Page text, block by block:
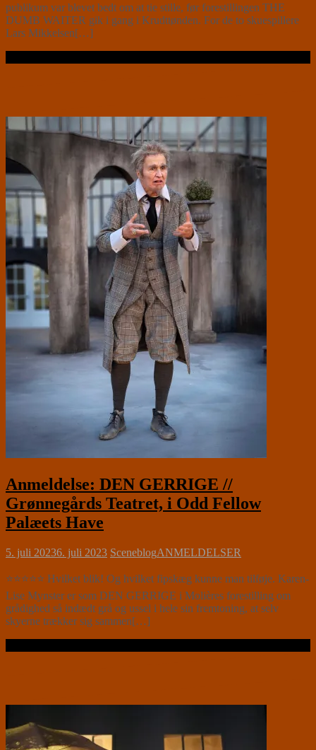
publikum var blevet bedt om at tie stille, før forestillingen THE
DUMB WAITER gik i gang i Krudttønden. For de to skuespillere
Lars Mikkelsen[…]
Anmeldelse: DEN GERRIGE //
Grønnegårds Teatret, i Odd Fellow
Palæets Have
5. juli 20236. juli 2023 SceneblogANMELDELSER
⭐⭐⭐⭐⭐ Hvilket blik! Og hvilket fipskæg kunne man tilføje. Karen-
Lise Mynster er som DEN GERRIGE i Molières forestilling om
grådighed så indædt grå og ussel i hele sin fremtoning, at selv
skyerne trækker sig sammen[…]